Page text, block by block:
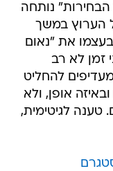
נותחה
הערוץ במשך
את "נאום
זמן לא רב
להחליט
אופן, ולא
לגיטימית,